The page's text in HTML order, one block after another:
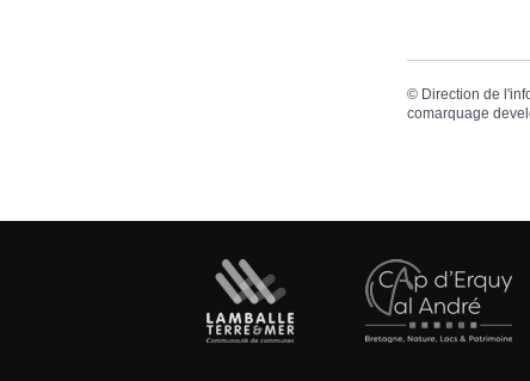
© Direction de
comarquage